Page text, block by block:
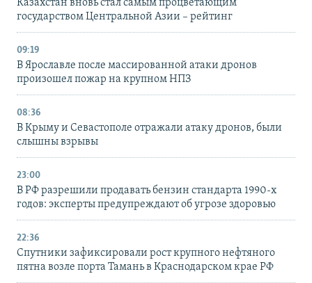
Казахстан вновь стал самым процветающим
государством Центральной Азии – рейтинг
09:19
В Ярославле после массированной атаки дронов
произошел пожар на крупном НПЗ
08:36
В Крыму и Севастополе отражали атаку дронов, были
слышны взрывы
23:00
В РФ разрешили продавать бензин стандарта 1990-х
годов: эксперты предупреждают об угрозе здоровью
22:36
Спутники зафиксировали рост крупного нефтяного
пятна возле порта Тамань в Краснодарском крае РФ